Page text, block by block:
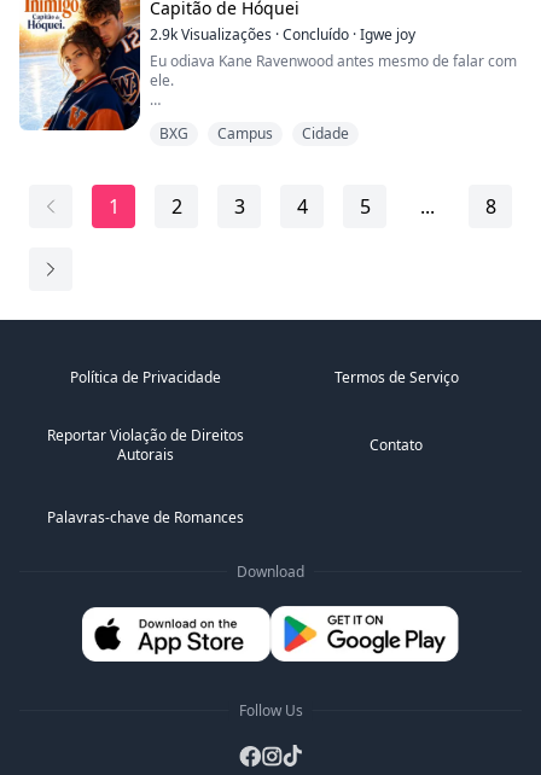
voltou, percebeu que todo o seu esforço tinha sido em
vão.
Tobias exigiu o di...
Capitão de Hóquei
2.9kVisualizações ·Concluído ·Igwe joy
Eu odiava Kane Ravenwood antes mesmo de falar com
ele.
arruinou a carreira do meu irmão e transformou nossa
coroa.
BXG Campus Cidade
1 2 3 4 5 ... 8
Política de Privacidade Termos de Serviço
Reportar Violação de Direitos
Autorais
Contato
Palavras-chave de Romances
Download
Follow Us